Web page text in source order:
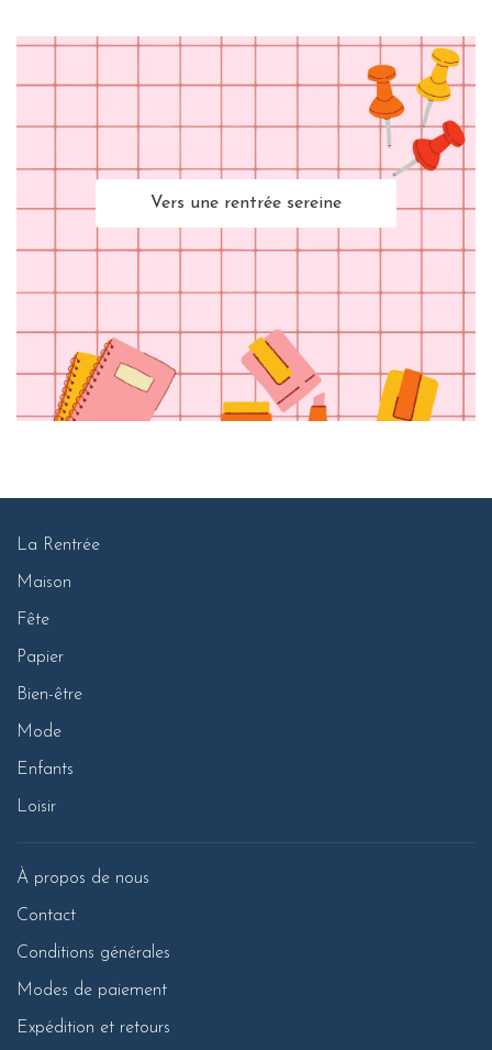
Vers une rentrée sereine
La Rentrée
Maison
Fête
Papier
Bien-être
Mode
Enfants
Loisir
À propos de nous
Contact
Conditions générales
Modes de paiement
Expédition et retours